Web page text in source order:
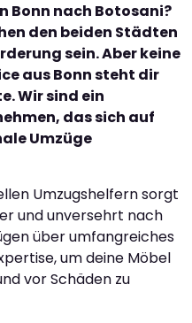
Bonn nach Botosani?
den beiden Städten
sein. Aber keine
aus Bonn steht dir
Wir sind ein
das sich auf
Umzüge
Umzugshelfern sorgt
und unversehrt nach
über umfangreiches
um deine Möbel
vor Schäden zu